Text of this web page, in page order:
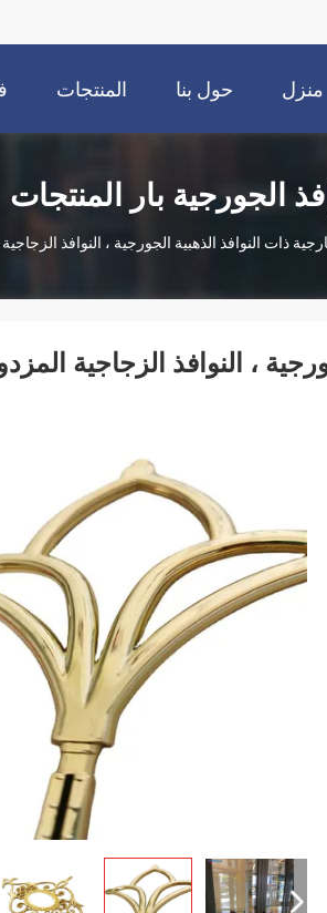
منزل حول بنا المنتجات
الجورجية بار المنتجات
ذات النوافذ الذهبية الجورجية ، النوافذ
، النوافذ الزجاجية